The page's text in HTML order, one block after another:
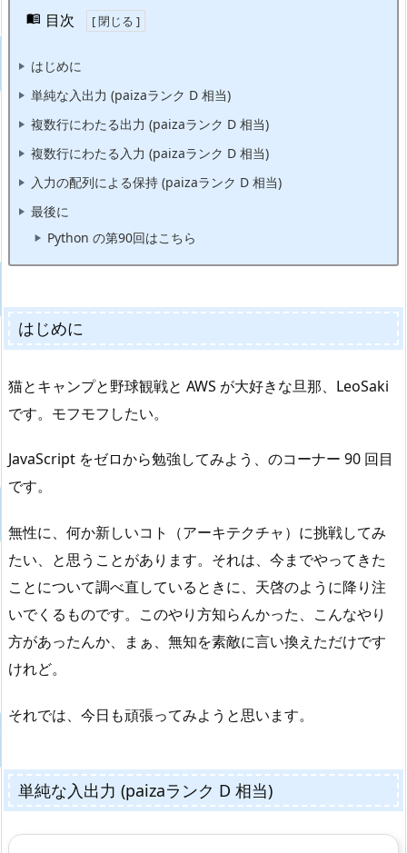
目次
はじめに
単純な入出力 (paizaランク D 相当)
複数行にわたる出力 (paizaランク D 相当)
複数行にわたる入力 (paizaランク D 相当)
入力の配列による保持 (paizaランク D 相当)
最後に
Python の第90回はこちら
はじめに
猫とキャンプと野球観戦と AWS が大好きな旦那、LeoSaki
です。モフモフしたい。
JavaScript をゼロから勉強してみよう、のコーナー 90 回目
です。
無性に、何か新しいコト（アーキテクチャ）に挑戦してみ
たい、と思うことがあります。それは、今までやってきた
ことについて調べ直しているときに、天啓のように降り注
いでくるものです。このやり方知らんかった、こんなやり
方があったんか、まぁ、無知を素敵に言い換えただけです
けれど。
それでは、今日も頑張ってみようと思います。
単純な入出力 (paizaランク D 相当)